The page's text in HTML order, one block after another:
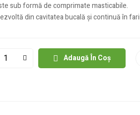
sub formă de comprimate masticabile.
din cavitatea bucală și continuă în
Adaugă În Coș